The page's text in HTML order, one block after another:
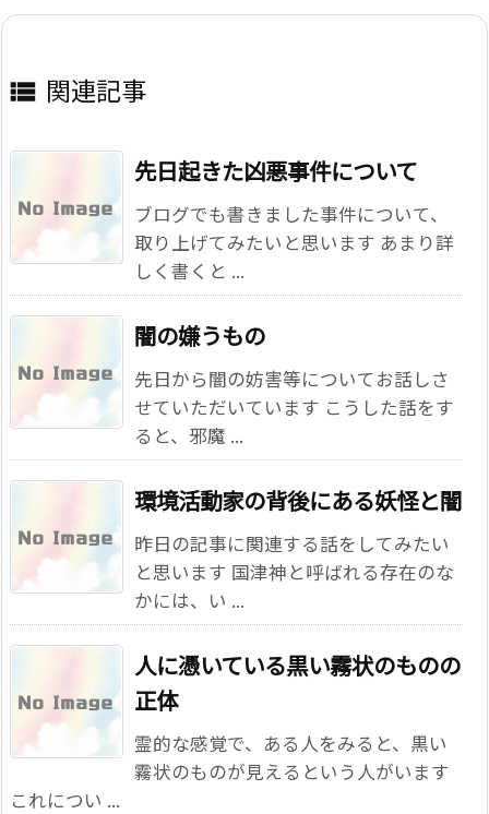
 関連記事
先日起きた凶悪事件について
ブログでも書きました事件について、
取り上げてみたいと思います あまり詳
しく書くと ...
闇の嫌うもの
先日から闇の妨害等についてお話しさ
せていただいています こうした話をす
ると、邪魔 ...
環境活動家の背後にある妖怪と闇
昨日の記事に関連する話をしてみたい
と思います 国津神と呼ばれる存在のな
かには、い ...
人に憑いている黒い霧状のものの
正体
霊的な感覚で、ある人をみると、黒い
霧状のものが見えるという人がいます
これについ ...